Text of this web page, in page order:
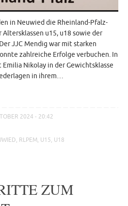
in Neuwied die Rheinland-Pfalz-
u15, u18 sowie der
JJC Mendig war mit starken
zahlreiche Erfolge verbuchen. In
Nikolay in der Gewichtsklasse
in ihrem…
2024 - 20:42
, RLPEM, U15, U18
ZUM